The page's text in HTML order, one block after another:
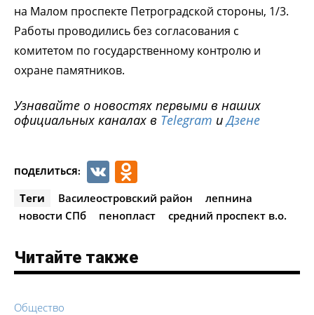
на Малом проспекте Петроградской стороны, 1/3.
Работы проводились без согласования с
комитетом по государственному контролю и
охране памятников.
Узнавайте о новостях первыми в наших
официальных каналах в Telegram иДзене
ПОДЕЛИТЬСЯ: VK
Теги Василеостровский район
лепнина
новости СПб
пенопласт средний проспект в.о.
Читайте также
Общество